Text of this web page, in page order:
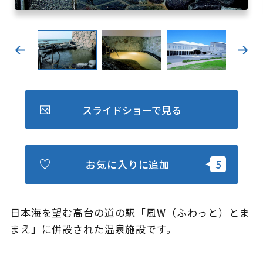
旅のテーマで探す
7つの国立公園
さっぽろ圏e旅ギフト
日本海を望む高台の道の駅「風W（ふわっと）とま
まえ」に併設された温泉施設です。
スライドショーで見る
お気に入りに追加